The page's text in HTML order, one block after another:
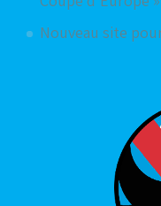
Nouveau site